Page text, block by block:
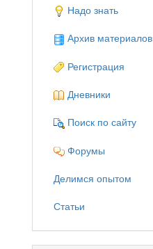
Надо знать
Архив материалов
Регистрация
Дневники
Поиск по сайту
Форумы
Делимся опытом
Статьи